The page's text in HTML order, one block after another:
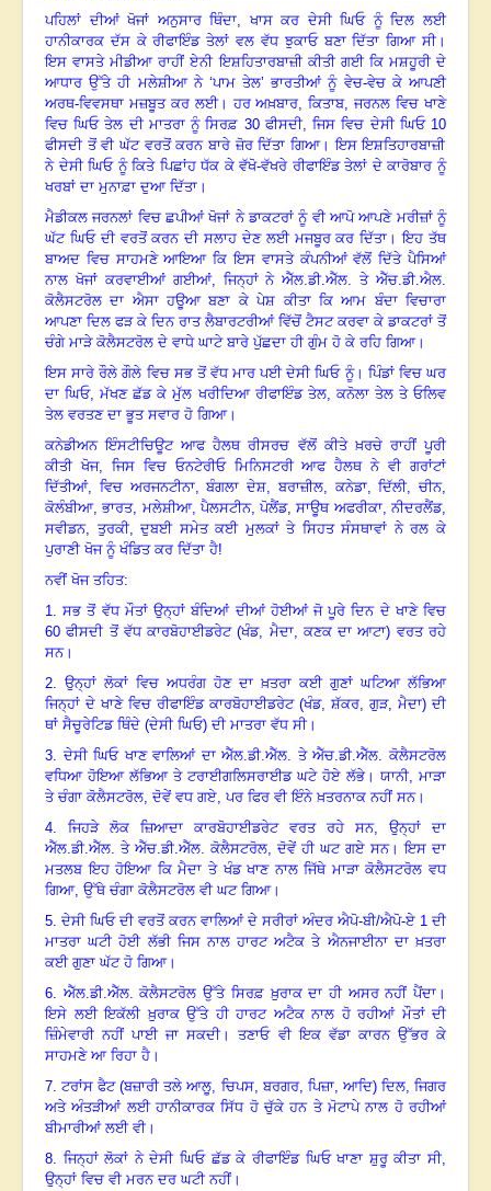
ਪਹਿਲਾਂ ਦੀਆਂ ਖੋਜਾਂ ਅਨੁਸਾਰ ਥਿੰਦਾ, ਖਾਸ ਕਰ ਦੇਸੀ ਘਿਓ ਨੂੰ ਦਿਲ ਲਈ
ਹਾਨੀਕਾਰਕ ਦੱਸ ਕੇ ਰੀਫਾਇੰਡ ਤੇਲਾਂ ਵਲ ਵੱਧ ਝੁਕਾਓ ਬਣਾ ਦਿੱਤਾ ਗਿਆ ਸੀ।
ਇਸ ਵਾਸਤੇ ਮੀਡੀਆ ਰਾਹੀਂ ਏਨੀ ਇਸ਼ਹਿਤਾਰਬਾਜ਼ੀ ਕੀਤੀ ਗਈ ਕਿ ਮਸ਼ਹੂਰੀ ਦੇ
ਆਧਾਰ ਉੱਤੇ ਹੀ ਮਲੇਸ਼ੀਆ ਨੇ ‘ਪਾਮ ਤੇਲ’ ਭਾਰਤੀਆਂ ਨੂੰ ਵੇਚ-ਵੇਚ ਕੇ ਆਪਣੀ
ਅਰਥ-ਵਿਵਸਥਾ ਮਜ਼ਬੂਤ ਕਰ ਲਈ। ਹਰ ਅਖ਼ਬਾਰ,ਕਿਤਾਬ,ਜਰਨਲ ਵਿਚ ਖਾਣੇ
ਵਿਚ ਘਿਓ ਤੇਲ ਦੀ ਮਾਤਰਾ ਨੂੰ ਸਿਰਫ਼ 30ਫੀਸਦੀ,ਜਿਸ ਵਿਚ ਦੇਸੀ ਘਿਓ 10
ਫੀਸਦੀ ਤੋਂ ਵੀ ਘੱਟ ਵਰਤੋਂ ਕਰਨ ਬਾਰੇ ਜ਼ੋਰ ਦਿੱਤਾ ਗਿਆ। ਇਸ ਇਸ਼ਤਿਹਾਰਬਾਜ਼ੀ
ਨੇ ਦੇਸੀ ਘਿਓ ਨੂੰ ਕਿਤੇ ਪਿਛਾਂਹ ਧੱਕ ਕੇ ਵੱਖੋ-ਵੱਖਰੇ ਰੀਫਾਇੰਡ ਤੇਲਾਂ ਦੇ ਕਾਰੋਬਾਰ ਨੂੰ
ਖਰਬਾਂ ਦਾ ਮੁਨਾਫ਼ਾ ਦੁਆ ਦਿੱਤਾ।
ਮੈਡੀਕਲ ਜਰਨਲਾਂ ਵਿਚ ਛਪੀਆਂ ਖੋਜਾਂ ਨੇ ਡਾਕਟਰਾਂ ਨੂੰ ਵੀ ਆਪੋ ਆਪਣੇ ਮਰੀਜ਼ਾਂ ਨੂੰ
ਘੱਟ ਘਿਓ ਦੀ ਵਰਤੋਂ ਕਰਨ ਦੀ ਸਲਾਹ ਦੇਣ ਲਈ ਮਜਬੂਰ ਕਰ ਦਿੱਤਾ। ਇਹ ਤੱਥ
ਬਾਅਦ ਵਿਚ ਸਾਹਮਣੇ ਆਇਆ ਕਿ ਇਸ ਵਾਸਤੇ ਕੰਪਨੀਆਂ ਵੱਲੋਂ ਦਿੱਤੇ ਪੈਸਿਆਂ
ਨਾਲ ਖੋਜਾਂ ਕਰਵਾਈਆਂ ਗਈਆਂ, ਜਿਨ੍ਹਾਂ ਨੇ ਐੱਲ.ਡੀ.ਐੱਲ. ਤੇ ਐੱਚ.ਡੀ.ਐਲ.
ਕੋਲੈਸਟਰੋਲ ਦਾ ਐਸਾ ਹਊਆ ਬਣਾ ਕੇ ਪੇਸ਼ ਕੀਤਾ ਕਿ ਆਮ ਬੰਦਾ ਵਿਚਾਰਾ
ਆਪਣਾ ਦਿਲ ਫੜ ਕੇ ਦਿਨ ਰਾਤ ਲੈਬਾਰਟਰੀਆਂ ਵਿੱਚੋਂ ਟੈਸਟ ਕਰਵਾ ਕੇ ਡਾਕਟਰਾਂ ਤੋਂ
ਚੰਗੇ ਮਾੜੇ ਕੋਲੈਸਟਰੋਲ ਦੇ ਵਾਧੇ ਘਾਟੇ ਬਾਰੇ ਪੁੱਛਦਾ ਹੀ ਗੁੰਮ ਹੋ ਕੇ ਰਹਿ ਗਿਆ।
ਇਸ ਸਾਰੇ ਰੌਲੇ ਗੌਲੇ ਵਿਚ ਸਭ ਤੋਂ ਵੱਧ ਮਾਰ ਪਈ ਦੇਸੀ ਘਿਓ ਨੂੰ। ਪਿੰਡਾਂ ਵਿਚ ਘਰ
ਦਾ ਘਿਓ,ਮੱਖਣ ਛੱਡ ਕੇ ਮੁੱਲ ਖਰੀਦਿਆ ਰੀਫਾਇੰਡ ਤੇਲ, ਕਨੋਲਾ ਤੇਲ ਤੇ ਓਲਿਵ
ਤੇਲ ਵਰਤਣ ਦਾ ਭੂਤ ਸਵਾਰ ਹੋ ਗਿਆ।
ਕਨੇਡੀਅਨ ਇੰਸਟੀਚਿਊਟ ਆਫ ਹੈਲਥ ਰੀਸਰਚ ਵੱਲੋਂ ਕੀਤੇ ਖ਼ਰਚੇ ਰਾਹੀਂ ਪੂਰੀ
ਕੀਤੀ ਖੋਜ, ਜਿਸ ਵਿਚ ਓਨਟੇਰੀਓ ਮਿਨਿਸਟਰੀ ਆਫ ਹੈਲਥ ਨੇ ਵੀ ਗਰਾਂਟਾਂ
ਦਿੱਤੀਆਂ, ਵਿਚ ਅਰਜਨਟੀਨਾ,ਬੰਗਲਾ ਦੇਸ਼, ਬਰਾਜ਼ੀਲ, ਕਨੇਡਾ,ਦਿੱਲੀ, ਚੀਨ,
ਕੋਲੰਬੀਆ,ਭਾਰਤ, ਮਲੇਸ਼ੀਆ, ਪੈਲਸਟੀਨ,ਪੋਲੈਂਡ,ਸਾਊਥ ਅਫਰੀਕਾ,ਨੀਦਰਲੈਂਡ,
ਸਵੀਡਨ, ਤੁਰਕੀ,ਦੁਬਈ ਸਮੇਤ ਕਈ ਮੁਲਕਾਂ ਤੇ ਸਿਹਤ ਸੰਸਥਾਵਾਂ ਨੇ ਰਲ ਕੇ
ਪੁਰਾਣੀ ਖੋਜ ਨੂੰ ਖੰਡਿਤ ਕਰ ਦਿੱਤਾ ਹੈ!
ਨਵੀਂ ਖੋਜ ਤਹਿਤ:
1.ਸਭ ਤੋਂ ਵੱਧ ਮੌਤਾਂ ਉਨ੍ਹਾਂ ਬੰਦਿਆਂ ਦੀਆਂ ਹੋਈਆਂ ਜੋ ਪੂਰੇ ਦਿਨ ਦੇ ਖਾਣੇ ਵਿਚ
60 ਫੀਸਦੀ ਤੋਂ ਵੱਧ ਕਾਰਬੋਹਾਈਡਰੇਟ (ਖੰਡ, ਮੈਦਾ, ਕਣਕ ਦਾ ਆਟਾ) ਵਰਤ ਰਹੇ
ਸਨ।
2. ਉਨ੍ਹਾਂ ਲੋਕਾਂ ਵਿਚ ਅਧਰੰਗ ਹੋਣ ਦਾ ਖ਼ਤਰਾ ਕਈ ਗੁਣਾਂ ਘਟਿਆ ਲੱਭਿਆ
ਜਿਨ੍ਹਾਂ ਦੇ ਖਾਣੇ ਵਿਚ ਰੀਫਾਇੰਡ ਕਾਰਬੋਹਾਈਡਰੇਟ (ਖੰਡ, ਸ਼ੱਕਰ, ਗੁੜ, ਮੈਦਾ) ਦੀ
ਥਾਂ ਸੈਚੂਰੇਟਿਡ ਥਿੰਦੇ (ਦੇਸੀ ਘਿਓ) ਦੀ ਮਾਤਰਾ ਵੱਧ ਸੀ।
3. ਦੇਸੀ ਘਿਓ ਖਾਣ ਵਾਲਿਆਂ ਦਾ ਐੱਲ.ਡੀ.ਐੱਲ. ਤੇ ਐੱਚ.ਡੀ.ਐੱਲ. ਕੋਲੈਸਟਰੋਲ
ਵਧਿਆ ਹੋਇਆ ਲੱਭਿਆ ਤੇ ਟਰਾਈਗਲਿਸਰਾਈਡ ਘਟੇ ਹੋਏ ਲੱਭੇ। ਯਾਨੀ, ਮਾੜਾ
ਤੇ ਚੰਗਾ ਕੋਲੈਸਟਰੋਲ, ਦੋਵੇਂ ਵਧ ਗਏ, ਪਰ ਫਿਰ ਵੀ ਇੰਨੇ ਖ਼ਤਰਨਾਕ ਨਹੀਂ ਸਨ।
4. ਜਿਹੜੇ ਲੋਕ ਜ਼ਿਆਦਾ ਕਾਰਬੋਹਾਈਡਰੇਟ ਵਰਤ ਰਹੇ ਸਨ, ਉਨ੍ਹਾਂ ਦਾ
ਐੱਲ.ਡੀ.ਐੱਲ. ਤੇ ਐੱਚ.ਡੀ.ਐੱਲ. ਕੋਲੈਸਟਰੋਲ, ਦੋਵੇਂ ਹੀ ਘਟ ਗਏ ਸਨ। ਇਸ ਦਾ
ਮਤਲਬ ਇਹ ਹੋਇਆ ਕਿ ਮੈਦਾ ਤੇ ਖੰਡ ਖਾਣ ਨਾਲ ਜਿੱਥੇ ਮਾੜਾ ਕੋਲੈਸਟਰੋਲ ਵਧ
ਗਿਆ, ਉੱਥੇ ਚੰਗਾ ਕੋਲੈਸਟਰੋਲ ਵੀ ਘਟ ਗਿਆ।
5. ਦੇਸੀ ਘਿਓ ਦੀ ਵਰਤੋਂ ਕਰਨ ਵਾਲਿਆਂ ਦੇ ਸਰੀਰਾਂ ਅੰਦਰ ਐਪੋ-ਬੀ/ਐਪੋ-ਏ 1 ਦੀ
ਮਾਤਰਾ ਘਟੀ ਹੋਈ ਲੱਭੀ ਜਿਸ ਨਾਲ ਹਾਰਟ ਅਟੈਕ ਤੇ ਐਨਜਾਈਨਾ ਦਾ ਖ਼ਤਰਾ
ਕਈ ਗੁਣਾ ਘੱਟ ਹੋ ਗਿਆ।
6. ਐੱਲ.ਡੀ.ਐੱਲ. ਕੋਲੈਸਟਰੋਲ ਉੱਤੇ ਸਿਰਫ਼ ਖ਼ੁਰਾਕ ਦਾ ਹੀ ਅਸਰ ਨਹੀਂ ਪੈਂਦਾ।
ਇਸੇ ਲਈ ਇਕੱਲੀ ਖ਼ੁਰਾਕ ਉੱਤੇ ਹੀ ਹਾਰਟ ਅਟੈਕ ਨਾਲ ਹੋ ਰਹੀਆਂ ਮੌਤਾਂ ਦੀ
ਜ਼ਿੰਮੇਵਾਰੀ ਨਹੀਂ ਪਾਈ ਜਾ ਸਕਦੀ। ਤਣਾਓ ਵੀ ਇਕ ਵੱਡਾ ਕਾਰਨ ਉੱਭਰ ਕੇ
ਸਾਹਮਣੇ ਆ ਰਿਹਾ ਹੈ।
7.ਟਰਾਂਸ ਫੈਟ (ਬਜ਼ਾਰੀ ਤਲੇ ਆਲੂ, ਚਿਪਸ, ਬਰਗਰ, ਪਿਜ਼ਾ, ਆਦਿ) ਦਿਲ,ਜਿਗਰ
ਅਤੇ ਅੰਤੜੀਆਂ ਲਈ ਹਾਨੀਕਾਰਕ ਸਿੱਧ ਹੋ ਚੁੱਕੇ ਹਨ ਤੇ ਮੋਟਾਪੇ ਨਾਲ ਹੋ ਰਹੀਆਂ
ਬੀਮਾਰੀਆਂ ਲਈ ਵੀ।
8. ਜਿਨ੍ਹਾਂ ਲੋਕਾਂ ਨੇ ਦੇਸੀ ਘਿਓ ਛੱਡ ਕੇ ਰੀਫਾਇੰਡ ਘਿਓ ਖਾਣਾ ਸ਼ੁਰੂ ਕੀਤਾ ਸੀ,
ਉਨ੍ਹਾਂ ਵਿਚ ਵੀ ਮਰਨ ਦਰ ਘਟੀ ਨਹੀਂ।